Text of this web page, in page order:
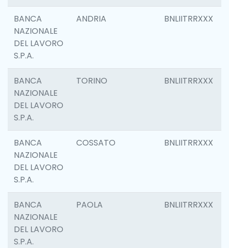
BANCA
NAZIONALE
DEL LAVORO
S.P.A.
ANDRIA BNLIITRRXXX
BANCA
NAZIONALE
DEL LAVORO
S.P.A.
TORINO BNLIITRRXXX
BANCA
NAZIONALE
DEL LAVORO
S.P.A.
COSSATO BNLIITRRXXX
BANCA
NAZIONALE
DEL LAVORO
S.P.A.
PAOLA BNLIITRRXXX